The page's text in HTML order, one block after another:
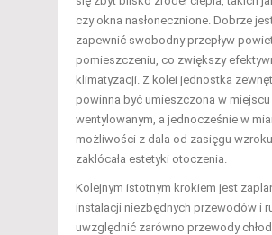
czy okna nasłonecznione. Dobrze
zapewnić swobodny przepływ
pomieszczeniu, co zwiększy
klimatyzacji. Z kolei jednostka
powinna być umieszczona w
wentylowanym, a jednocześnie w
możliwości z dala od zasięgu
zakłócała estetyki otoczenia.
Kolejnym istotnym krokiem jest
instalacji niezbędnych przewodów i
uwzględnić zarówno przewody